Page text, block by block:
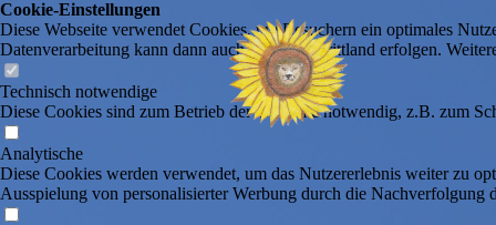
Cookie-Einstellungen
Diese Webseite verwendet Cookies, um Besuchern ein optimales
Datenverarbeitung kann dann auch in einem Drittland erfolgen.
Technisch notwendige
Diese Cookies sind zum Betrieb der Webseite notwendig, z.B. zum
Analytische
Diese Cookies werden verwendet, um das Nutzererlebnis weiter zu
Ausspielung von personalisierter Werbung durch die Nachverfolgung